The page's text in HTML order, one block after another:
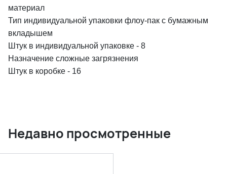
материал
Тип индивидуальной упаковки флоу-пак с бумажным
вкладышем
Штук в индивидуальной упаковке - 8
Назначение сложные загрязнения
Штук в коробке - 16
Недавно просмотренные